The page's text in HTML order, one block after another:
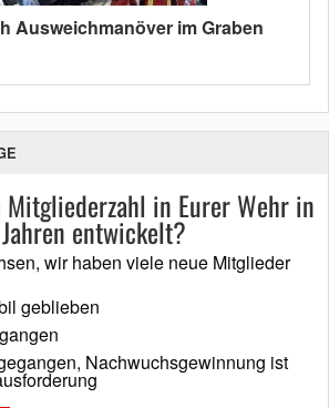
Ausweichmanöver im Graben
in Eurer Wehr in
entwickelt?
wir haben viele neue Mitglieder
geblieben
Nachwuchsgewinnung ist